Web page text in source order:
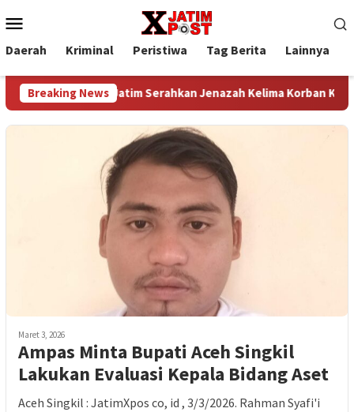
ke
kontenMobile
Daerah Kriminal Peristiwa Tag Berita Lainnya
Breaking News
DVI Polda Jatim Serahkan Jenazah Kelima Korban KM
Maret 3, 2026
Ampas Minta Bupati Aceh Singkil
Lakukan Evaluasi Kepala Bidang Aset
Aceh Singkil : JatimXpos co, id , 3/3/2026. Rahman Syafi'i